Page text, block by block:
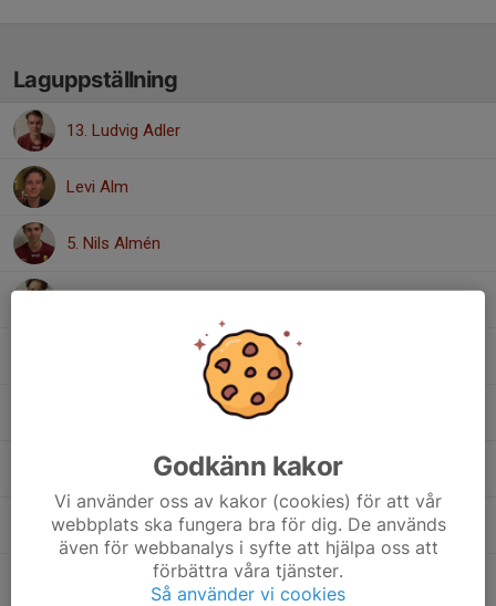
Laguppställning
13. Ludvig Adler
Levi Alm
5. Nils Almén
7. Jack Larsson Hallén, Vilande
3. Johan Sandqvist
2. Haidar Sufr, Vilande
16. Christopher Ulvdalen, Vilande
Godkänn kakor
Vi använder oss av kakor (cookies) för att vår
webbplats ska fungera bra för dig. De används
även för webbanalys i syfte att hjälpa oss att
förbättra våra tjänster.
Så använder vi cookies